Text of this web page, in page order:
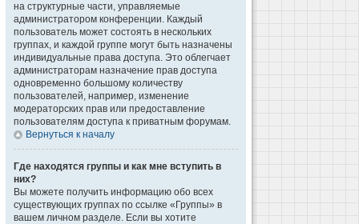
на структурные части, управляемые
администратором конференции. Каждый
пользователь может состоять в нескольких
группах, и каждой группе могут быть назначены
индивидуальные права доступа. Это облегчает
администраторам назначение прав доступа
одновременно большому количеству
пользователей, например, изменение
модераторских прав или предоставление
пользователям доступа к приватным форумам.
Вернуться к началу
Где находятся группы и как мне вступить в
них?
Вы можете получить информацию обо всех
существующих группах по ссылке «Группы» в
вашем личном разделе. Если вы хотите